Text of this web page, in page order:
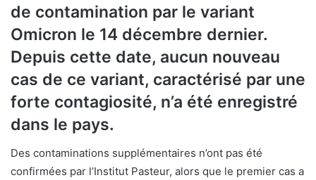
de contamination par le variant
Omicron le 14 décembre dernier.
Depuis cette date, aucun nouveau
cas de ce variant, caractérisé par une
forte contagiosité, n’a été enregistré
dans le pays.
Des contaminations supplémentaires n’ont pas été
confirmées par l’Institut Pasteur, alors que le premier cas a